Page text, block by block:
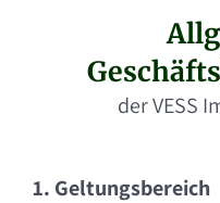
der VESS
1. Geltungsbereich